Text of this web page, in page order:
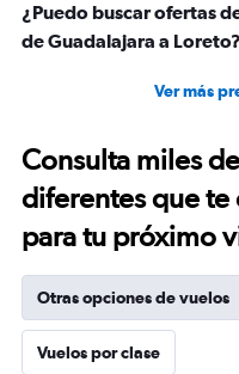
¿Puedo buscar ofertas
de Guadalajara a Loreto?
Ver más
Consulta miles
diferentes que
para tu próximo
Otras opciones de vuelos
Vuelos por clase